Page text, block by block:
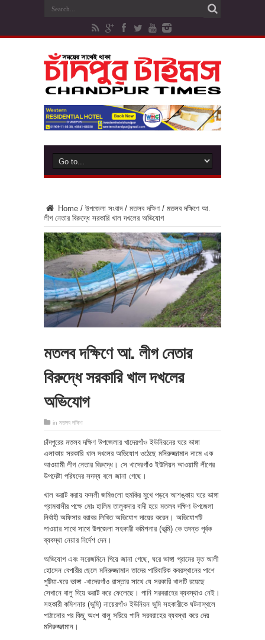
Home / উপজেলা সংবাদ / মতলব দক্ষিণ / মতলব দক্ষিণে আ.
লীগ নেতার বিরুদ্ধে সরকারি খাল দখলের অভিযোগ
মতলব দক্ষিণে আ. লীগ নেতার
বিরুদ্ধে সরকারি খাল দখলের
অভিযোগ
in মতলব দক্ষিণ
চাঁদপুরের মতলব দক্ষিণ উপজেলার খাদেরগাঁও ইউনিয়নের ঘরে ভাঙ্গা
এলাকায় সরকারি খাল দখলের অভিযোগ ওঠেছে মনিরুজ্জামান নামে এক
আওয়ামী লীগ নেতার বিরুদ্ধে। সে খাদেরগাঁও ইউনিয়ন আওয়ামী লীগের
উপদেষ্টা পরিষদের সদস্য বলে জানা গেছে।
খাল ভরাট করায় ফসলী জমিগুলো হুমকির মুখে পড়বে আশঙ্কায় ঘরে ভাঙ্গা
গ্রামবাসীর পক্ষে মোঃ হালিম তালুকদার বাদী হয়ে মতলব দক্ষিণ উপজেলা
নির্বাহী অফিসার বরাবর লিখিত অভিযোগ দায়ের করেন। অভিযোগটি
পাওয়ার সাথে সাথে উপজেলা সহকারী কমিশনার (ভূমি) কে তদন্ত পূর্বক
ব্যবস্থা নেয়ার নির্দেশ দেন।
অভিযোগ এবং সরেজমিনে গিয়ে জানা গেছে, ঘরে ভাঙ্গা গ্রামের মৃত আলী
হোসেন বেপারীর ছেলে মনিরুজ্জামান তাদের পারিবারিক কবরস্থানের পাশে
পুটিয়া-ঘরে ভাঙ্গা -খাদেরগাঁও রাস্তার সাথে যে সরকারি খালটি রয়েছে
সেখানে বালু দিয়ে ভরাট করে ফেলেছে। পানি সরবরাহের ব্যবস্থাও নেই।
সহকারী কমিশনার (ভুমি) নায়েরগাঁও ইউনিয়ন ভুমি সহকারীকে ঘটনাস্থলে
পাঠানোর পর কিছু অংশ বালু সরিয়ে পানি সরবরাহের ব্যবস্থা করে দেয়
মনিরুজ্জামান।